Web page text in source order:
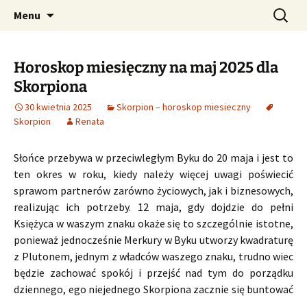
CzaroMarowy horoskop
dzienny, miesięczny i
tygodniowy
Profesjonalne przepowiednie astrologiczne
Menu Szukaj:
Horoskop miesięczny na maj 2025 dla
Skorpiona
30 kwietnia 2025
Skorpion – horoskop miesieczny
Skorpion
Renata
Słońce przebywa w przeciwległym Byku do 20 maja i jest to
ten okres w roku, kiedy należy więcej uwagi poświecić
sprawom partnerów zarówno życiowych, jak i biznesowych,
realizując ich potrzeby. 12 maja, gdy dojdzie do pełni
Księżyca w waszym znaku okaże się to szczególnie istotne,
ponieważ jednocześnie Merkury w Byku utworzy kwadraturę
z Plutonem, jednym z władców waszego znaku, trudno wiec
będzie zachować spokój i przejść nad tym do porządku
dziennego, ego niejednego Skorpiona zacznie się buntować